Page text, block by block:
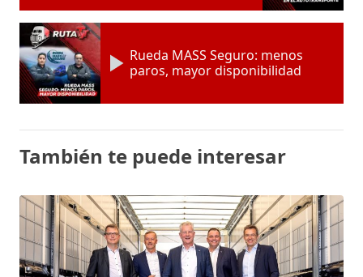
Rueda MASS Seguro: menos
paros, mayor disponibilidad
También te puede interesar